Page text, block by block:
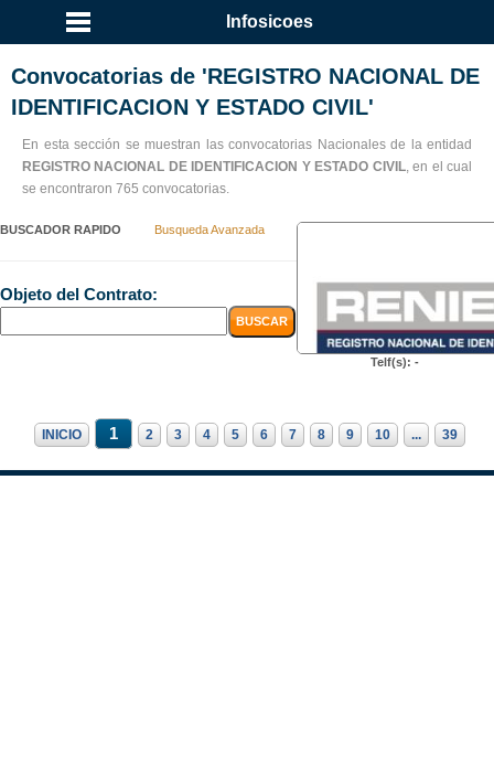
Infosicoes
Convocatorias de 'REGISTRO NACIONAL DE
IDENTIFICACION Y ESTADO CIVIL'
En esta sección se muestran las convocatorias Nacionales de la entidad
REGISTRO NACIONAL DE IDENTIFICACION Y ESTADO CIVIL, en el cual
se encontraron 765 convocatorias.
BUSCADOR RAPIDO Busqueda Avanzada
Objeto del Contrato:
Telf(s): -
INICIO 1 2 3 4 5 6 7 8 9 10 ... 39